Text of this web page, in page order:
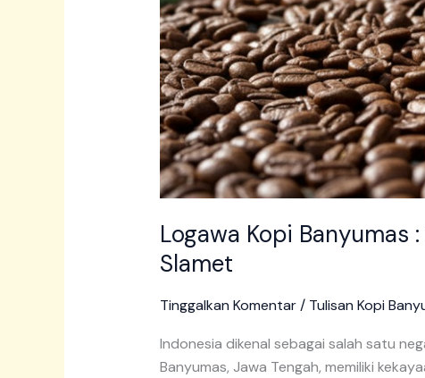
Logawa Kopi Banyumas
Slamet
Tinggalkan Komentar / Tulisan Kopi
Indonesia dikenal sebagai salah satu
Banyumas, Jawa Tengah, memiliki